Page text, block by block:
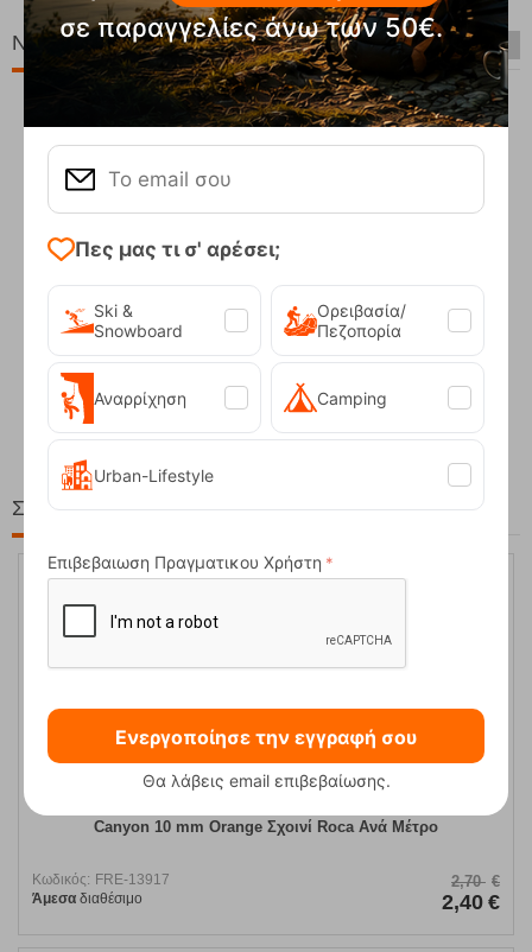
Νέες Παραλαβές
Compact Ocean Blue Τηλεσκοπικά Μπατόν Πεζ...
62,50 €
Στη ίδια Τιμή!
11%
Canyon 10 mm Orange Σχοινί Roca Ανά Μέτρο
Κωδικός: FRE-13917
Άμεσα διαθέσιμο
2,70 €
2,40 €
σε παραγγελίες άνω των 50€.
Πες μας τι σ' αρέσει;
Ski &
Snowboard
Ορειβασία/
Πεζοπορία
Αναρρίχηση Camping
Urban-Lifestyle
Επιβεβαιωση Πραγματικου Χρήστη
Ενεργοποίησε την εγγραφή σου
Θα λάβεις email επιβεβαίωσης.